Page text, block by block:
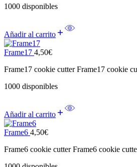
1000 disponibles
Añadir al carrito
Frame17 4,50€
Frame17 cookie cutter Frame17 cookie
1000 disponibles
Añadir al carrito
Frame6 4,50€
Frame6 cookie cutter Frame6 cookie